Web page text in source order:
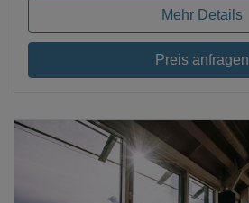
Mehr Details
Preis anfragen